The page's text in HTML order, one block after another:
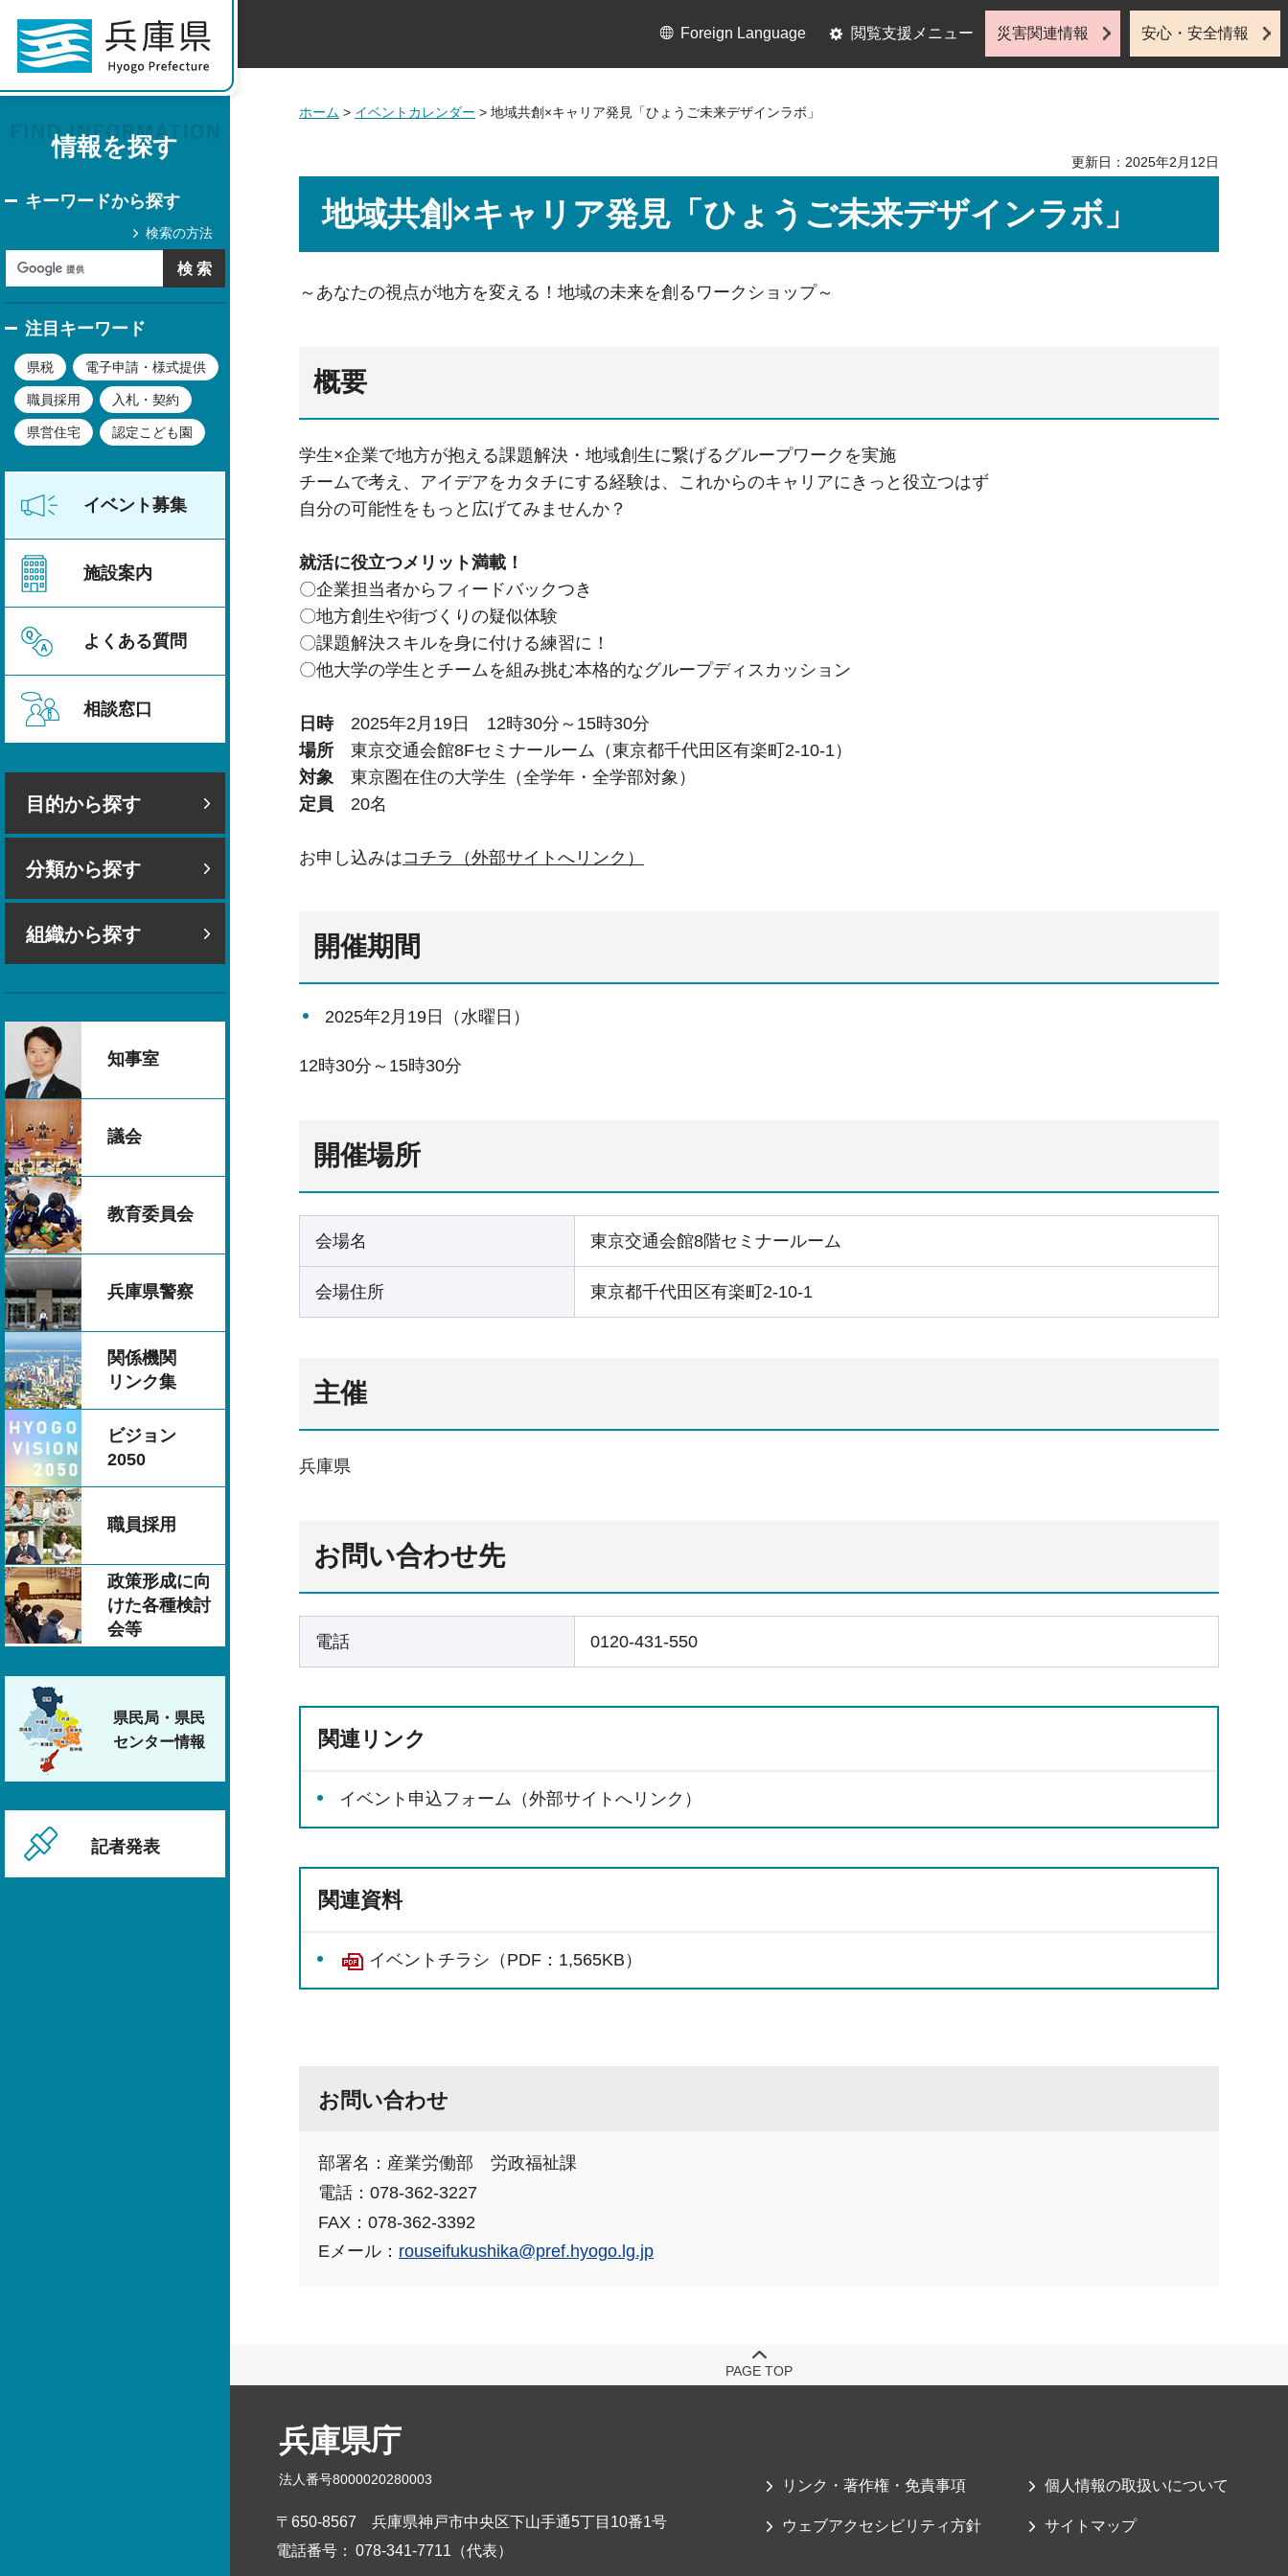
情報を探す
キーワードから探す
検索の方法
注目キーワード
県税 電子申請・様式提供
職員採用 入札・契約
県営住宅 認定こども園
イベント募集
施設案内
よくある質問
相談窓口
目的から探す
分類から探す
組織から探す
知事室
議会
教育委員会
兵庫県警察
関係機関
リンク集
ビジョン
2050
職員採用
政策形成に向
けた各種検討
会等
県民局・県民
センター情報
記者発表
Foreign Language 閲覧支援メニュー 災害関連情報 安心・安全情報
ホーム > イベントカレンダー > 地域共創×キャリア発見「ひょうご未来デザインラボ」
更新日：2025年2月12日
地域共創×キャリア発見「ひょうご未来デザインラボ」
～あなたの視点が地方を変える！地域の未来を創るワークショップ～
概要
学生×企業で地方が抱える課題解決・地域創生に繋げるグループワークを実施
チームで考え、アイデアをカタチにする経験は、これからのキャリアにきっと役立つはず
自分の可能性をもっと広げてみませんか？
就活に役立つメリット満載！
〇企業担当者からフィードバックつき
〇地方創生や街づくりの疑似体験
〇課題解決スキルを身に付ける練習に！
〇他大学の学生とチームを組み挑む本格的なグループディスカッション
日時 2025年2月19日 12時30分～15時30分
場所 東京交通会館8Fセミナールーム（東京都千代田区有楽町2-10-1）
対象 東京圏在住の大学生（全学年・全学部対象）
定員 20名
お申し込みはコチラ（外部サイトへリンク）
開催期間
2025年2月19日（水曜日）
12時30分～15時30分
開催場所
会場名 東京交通会館8階セミナールーム
会場住所 東京都千代田区有楽町2-10-1
主催
兵庫県
お問い合わせ先
電話 0120-431-550
関連リンク
イベント申込フォーム（外部サイトへリンク）
関連資料
イベントチラシ（PDF：1,565KB）
お問い合わせ
部署名：産業労働部 労政福祉課
電話：078-362-3227
FAX：078-362-3392
Eメール： rouseifukushika@pref.hyogo.lg.jp
PAGE TOP
兵庫県庁
法人番号8000020280003
〒650-8567
兵庫県神戸市中央区下山手通5丁目10番1号
電話番号： 078-341-7711（代表）
リンク・著作権・免責事項 個人情報の取扱いについて
ウェブアクセシビリティ方針 サイトマップ